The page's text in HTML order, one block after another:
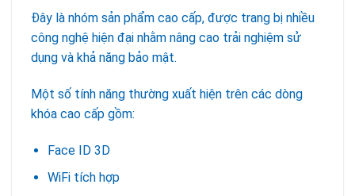
Đây là nhóm sản phẩm cao cấp, được trang bị nhiều
công nghệ hiện đại nhằm nâng cao trải nghiệm sử
dụng và khả năng bảo mật.
Một số tính năng thường xuất hiện trên các dòng
khóa cao cấp gồm:
Face ID 3D
WiFi tích hợp